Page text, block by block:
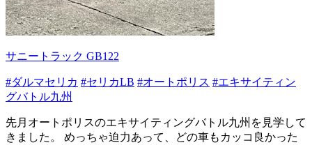
サニートラック GB122
#ダルマセリカ #セリカLB #オートポリス #エキサイティン
グバトル九州
先月オートポリスのエキサイティングバトル九州を見学して
きました。 めっちゃ迫力あって、どの車もカッコ良かった